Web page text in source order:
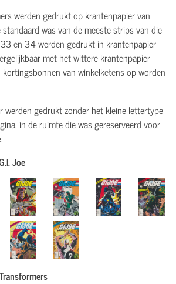
werden gedrukt op krantenpapier van
was van de meeste strips van die
en 34 werden gedrukt in krantenpapier
met het wittere krantenpapier
van winkelketens op worden
werden gedrukt zonder het kleine lettertype
in de ruimte die was gereserveerd voor
Joe